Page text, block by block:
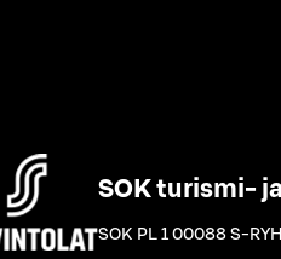
SOK turismi-
SOK PL 1 00088 S-